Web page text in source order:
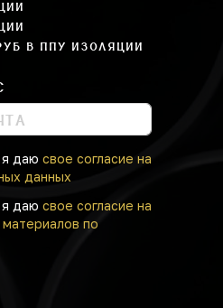
В ППУ ИЗОЛЯЦИИ
я даю свое согласие на
данных
я даю свое согласие на
по